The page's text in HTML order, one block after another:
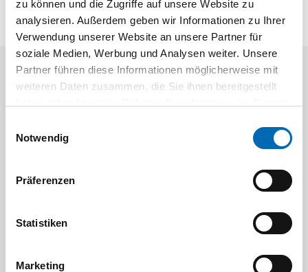
zu können und die Zugriffe auf unsere Website zu
analysieren. Außerdem geben wir Informationen zu Ihrer
Verwendung unserer Website an unsere Partner für
soziale Medien, Werbung und Analysen weiter. Unsere
Partner führen diese Informationen möglicherweise mit
weiteren Daten zusammen, die Sie ihnen bereitgestellt
Notwendig
Präferenzen
Statistiken
Marketing
Aktuelle Angebote
Bit-
Artikel-Nr.